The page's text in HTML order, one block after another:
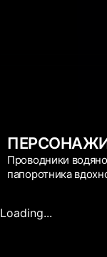
Проводники
папоротника
Loading...